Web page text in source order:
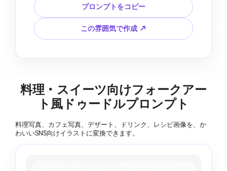
ット形状、明るく遊び心のある配色、手作りの紙
の質感、小さな花、星、ドット、装飾的な縁取り
を使って、気まぐれなフォークアート風ドゥード
ルイラストに変換してください。小物はシンプル
図。フォトリアルな反射、乱雑なケーブル、歪ん
プロンプトをコピー
この雰囲気で作成 ↗
料理・スイーツ向けフォークアー
ト風ドゥードルプロンプト
料理写真、カフェ写真、デザート、ドリンク、レシピ画像を、か
わいいSNS向けイラストに変換できます。